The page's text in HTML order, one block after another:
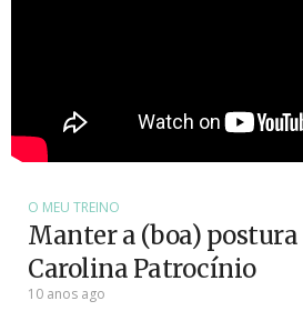
O MEU TREINO
Manter a (boa) postura
Carolina Patrocínio
10 anos ago